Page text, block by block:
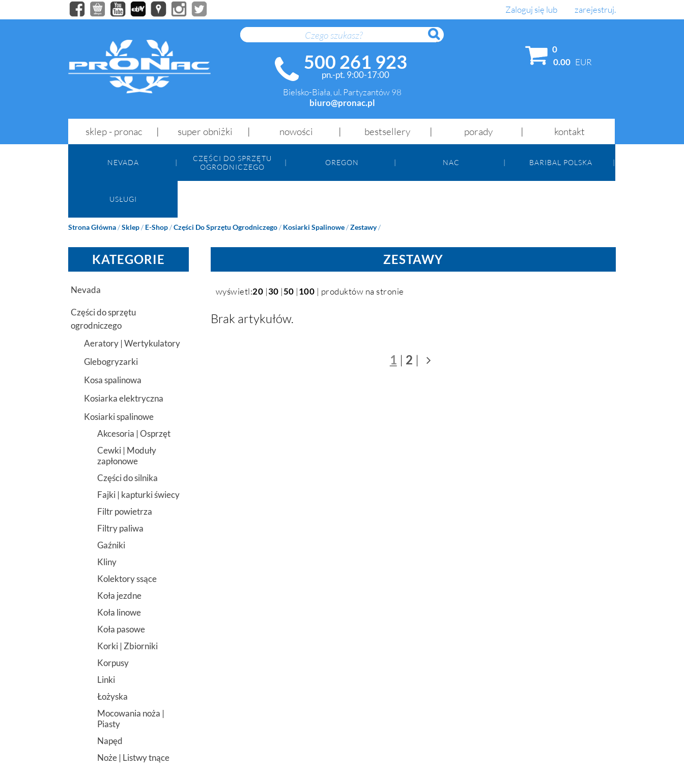
Zaloguj się lub zarejestruj.
SZUKAJ
500 261 923
pn.-pt. 9:00-17:00
Bielsko-Biała, ul. Partyzantów 98
biuro@pronac.pl
0
0.00 EUR
sklep - pronac super obniżki nowości bestsellery porady kontakt
NEVADA
CZĘŚCI DO SPRZĘTU
OGRODNICZEGO
OREGON NAC BARIBAL POLSKA
USŁUGI
Strona Główna /Sklep / E-Shop /Części Do Sprzętu Ogrodniczego / Kosiarki Spalinowe /Zestawy/
KATEGORIE
Nevada
Części do sprzętu
ogrodniczego
Aeratory | Wertykulatory
Glebogryzarki
Kosa spalinowa
Kosiarka elektryczna
Kosiarki spalinowe
Akcesoria | Osprzęt
Cewki | Moduły
zapłonowe
Części do silnika
Fajki | kapturki świecy
Filtr powietrza
Filtry paliwa
Gaźniki
Kliny
Kolektory ssące
Koła jezdne
Koła linowe
Koła pasowe
Korki | Zbiorniki
Korpusy
Linki
Łożyska
Mocowania noża |
Piasty
Napęd
Noże | Listwy tnące
ZESTAWY
wyświetl:20 |30 |50 |100 | produktów na stronie
Brak artykułów.
1 | 2 |